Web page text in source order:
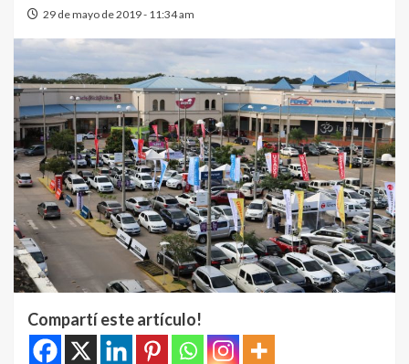
29 de mayo de 2019 - 11:34 am
Compartí este artículo!